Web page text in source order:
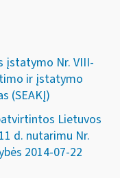
įstatymo Nr. VIII-
ir įstatymo
(SEAKĮ)
Lietuvos
d. nutarimu Nr.
2014-07-22